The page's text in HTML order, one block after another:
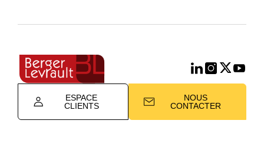
ESPACE
CLIENTS
NOUS
CONTACTER